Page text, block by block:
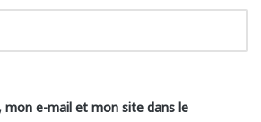
mon e-mail et mon site dans le